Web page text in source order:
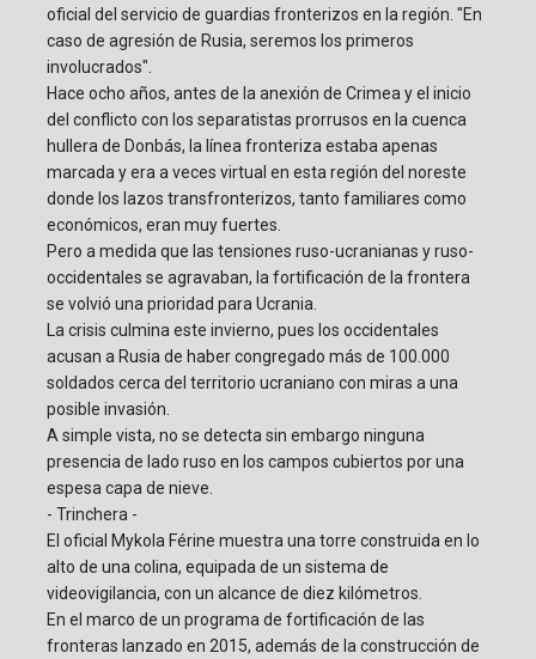
oficial del servicio de guardias fronterizos en la región. "En
caso de agresión de Rusia, seremos los primeros
involucrados".
Hace ocho años, antes de la anexión de Crimea y el inicio
del conflicto con los separatistas prorrusos en la cuenca
hullera de Donbás, la línea fronteriza estaba apenas
marcada y era a veces virtual en esta región del noreste
donde los lazos transfronterizos, tanto familiares como
económicos, eran muy fuertes.
Pero a medida que las tensiones ruso-ucranianas y ruso-
occidentales se agravaban, la fortificación de la frontera
se volvió una prioridad para Ucrania.
La crisis culmina este invierno, pues los occidentales
acusan a Rusia de haber congregado más de 100.000
soldados cerca del territorio ucraniano con miras a una
posible invasión.
A simple vista, no se detecta sin embargo ninguna
presencia de lado ruso en los campos cubiertos por una
espesa capa de nieve.
- Trinchera -
El oficial Mykola Férine muestra una torre construida en lo
alto de una colina, equipada de un sistema de
videovigilancia, con un alcance de diez kilómetros.
En el marco de un programa de fortificación de las
fronteras lanzado en 2015, además de la construcción de